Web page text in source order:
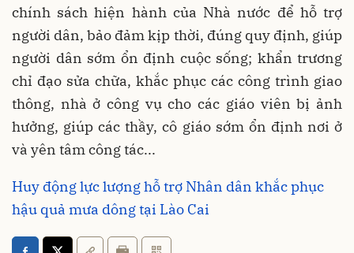
chính sách hiện hành của Nhà nước để hỗ trợ
người dân, bảo đảm kịp thời, đúng quy định, giúp
người dân sớm ổn định cuộc sống; khẩn trương
chỉ đạo sửa chữa, khắc phục các công trình giao
thông, nhà ở công vụ cho các giáo viên bị ảnh
hưởng, giúp các thầy, cô giáo sớm ổn định nơi ở
và yên tâm công tác...
Huy động lực lượng hỗ trợ Nhân dân khắc phục
hậu quả mưa dông tại Lào Cai